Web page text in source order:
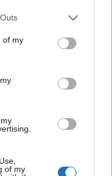
of my
of my